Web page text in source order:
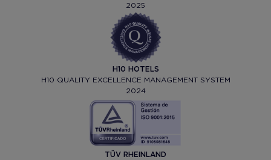
2025
H10 HOTELS
H10 QUALITY EXCELLENCE MANAGEMENT SYSTEM
2024
TÜV RHEINLAND